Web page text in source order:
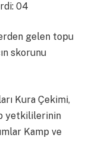
04
gelen topu
skorunu
Kura Çekimi,
yetkililerinin
Kamp ve